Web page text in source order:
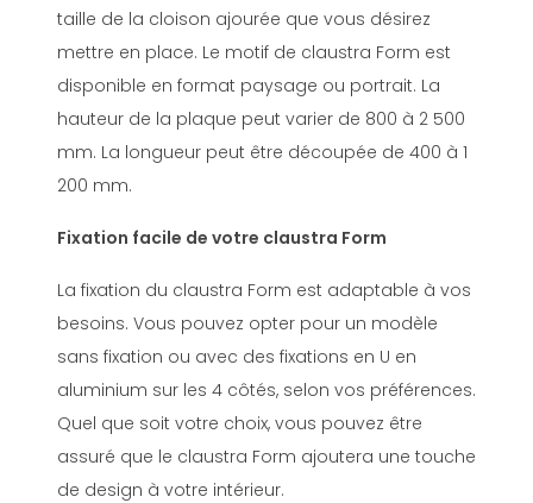
taille de la cloison ajourée que vous désirez
mettre en place. Le motif de claustra Form est
disponible en format paysage ou portrait. La
hauteur de la plaque peut varier de 800 à 2 500
mm. La longueur peut être découpée de 400 à 1
200 mm.
Fixation facile de votre claustra Form
La fixation du claustra Form est adaptable à vos
besoins. Vous pouvez opter pour un modèle
sans fixation ou avec des fixations en U en
aluminium sur les 4 côtés, selon vos préférences.
Quel que soit votre choix, vous pouvez être
assuré que le claustra Form ajoutera une touche
de design à votre intérieur.